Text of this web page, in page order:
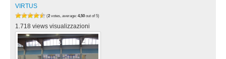
VIRTUS
(2 votes, average: 4,50 out of 5)
1.718 views visualizzazioni